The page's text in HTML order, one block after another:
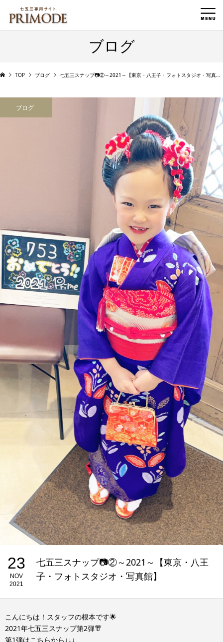
ブログ
TOP ブログ 七五三スナップ📷②～2021～【東京・八王子・フォトスタジオ・写真館】
ブログ
23
NOV
2021
七五三スナップ📷②～2021～【東京・八王
子・フォトスタジオ・写真館】
こんにちは！スタッフの根本です🌟
2021年七五三スナップ第2弾👘
第1弾はこちらから↓↓↓